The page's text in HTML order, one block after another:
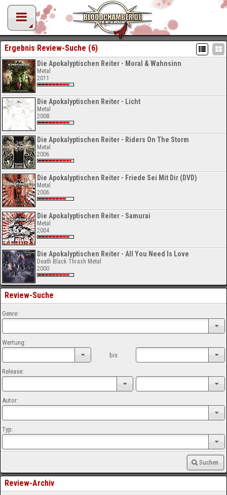
Ergebnis Review-Suche (6)
Die Apokalyptischen Reiter - Moral & Wahnsinn
Metal
2011
Die Apokalyptischen Reiter - Licht
Metal
2008
Die Apokalyptischen Reiter - Riders On The Storm
Metal
2006
Die Apokalyptischen Reiter - Friede Sei Mit Dir (DVD)
Metal
2006
Die Apokalyptischen Reiter - Samurai
Metal
2004
Die Apokalyptischen Reiter - All You Need Is Love
Death Black Thrash Metal
2000
Review-Suche
Genre:
Wertung:
bis
Release:
Autor:
Typ:
Suchen
Review-Archiv